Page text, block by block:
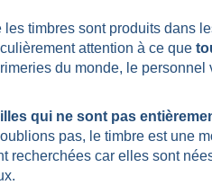
les timbres sont produits dans
attention à ce que
du monde, le personnel
qui ne sont pas
pas, le timbre est une
recherchées car elles sont